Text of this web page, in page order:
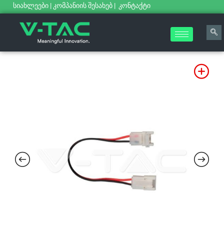
სიახლეები | კომპანიის შესახებ | კონტაქტი